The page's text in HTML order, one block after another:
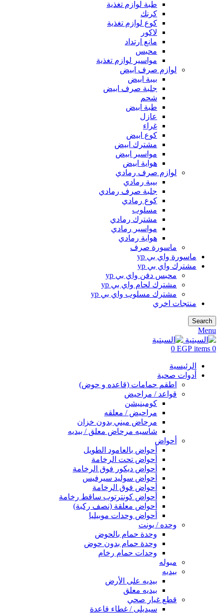
طبة لوازم تغذية
كرنك
كوع لوازم تغذية
لاكور
مانع ارتداد
محبس
مواسير لوازم تغذية
لوازم صرف ابيض
بيبة ابيض
جلبة صرف ابيض
شحم
طبة ابيض
عازل
غراء
كوع ابيض
مشترك ابيض
مواسير ابيض
هواية ابيض
لوازم صرف رمادي
بيبة رمادي
جلبة صرف رمادي
كوع رمادي
مسلوب
مشترك رمادي
مواسير رمادي
هواية رمادي
ماسورة صرف
ماسورة واي بي yp
مشترك واي بي yp
محبس دفن واي بي yp
مشترك لحام واي بي yp
مشترك مسلوب واي بي yp
منتجات اخري
Search
Menu
0
items
0 EGP
الرئيسية
أدوات صحية
اطقم حمامات (قاعده و حوض)
قواعد / مراحيض
كومبنيشن
مراحيض / معلقه
مرحاض ميني بدون خزان
شاسيه مرحاض معلق / بيديه
أحواض
أحواض بالعامود الطويل
أحواض تحت الرخامة
أحواض ديكور فوق الرخامة
أحواض سوليد سيرفيس
أحواض فوق الرخامة
أحواض كونترتوب ساقط رخامة
أحواض معلقة (نصف ركبة)
أحواض وحدات موبيليا
وحده / يونت
وحدة حمام بالحوض
وحدة حمام بدون حوض
وحدات حمام رخام
مبوله
بيديه
بيديه على الأرض
بيديه معلق
قطع غيار صحي
سيديلى / غطاء قاعدة